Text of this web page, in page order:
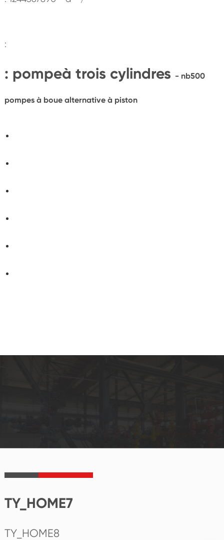
:
: pompeà trois cylindres - nb500
pompes à boue alternative à piston
TY_HOME7
TY_HOME8